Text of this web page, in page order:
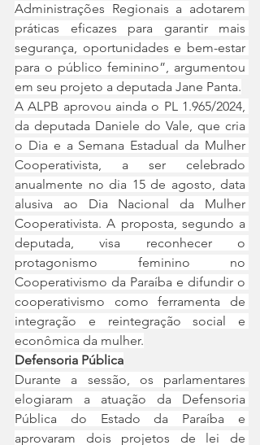
Administrações Regionais a adotarem
práticas eficazes para garantir mais
segurança, oportunidades e bem-estar
para o público feminino”, argumentou
em seu projeto a deputada Jane Panta.
A ALPB aprovou ainda o PL 1.965/2024,
da deputada Daniele do Vale, que cria
o Dia e a Semana Estadual da Mulher
Cooperativista, a ser celebrado
anualmente no dia 15 de agosto, data
alusiva ao Dia Nacional da Mulher
Cooperativista. A proposta, segundo a
deputada, visa reconhecer o
protagonismo feminino no
Cooperativismo da Paraíba e difundir o
cooperativismo como ferramenta de
integração e reintegração social e
econômica da mulher.
Defensoria Pública
Durante a sessão, os parlamentares
elogiaram a atuação da Defensoria
Pública do Estado da Paraíba e
aprovaram dois projetos de lei de